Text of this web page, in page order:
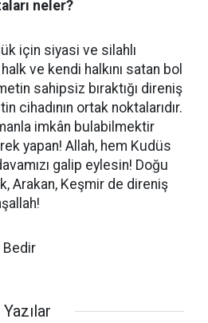
neler?
için siyasi ve silahlı
ve kendi halkını satan bol
sahipsiz bıraktığı direniş
cihadının ortak noktalarıdır.
imkân bulabilmektir
yapan! Allah, hem Kudüs
galip eylesin! Doğu
Arakan, Keşmir de direniş
Bedir